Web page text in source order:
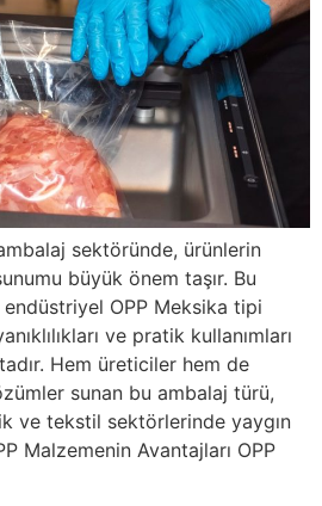
sektöründe, ürünlerin
büyük önem taşır. Bu
OPP Meksika tipi
ve pratik kullanımları
Hem üreticiler hem de
sunan bu ambalaj türü,
ve tekstil sektörlerinde yaygın
Malzemenin Avantajları OPP